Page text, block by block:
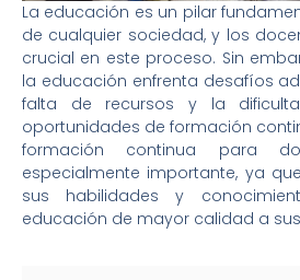
La educación es un pilar
de cualquier sociedad, y los
crucial en este proceso. Sin
la educación enfrenta desafíos
falta de recursos y la
oportunidades de formación
formación continua para
especialmente importante, ya
sus habilidades y
educación de mayor calidad a